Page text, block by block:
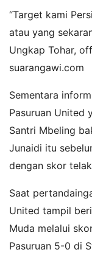
“Target kami
atau yang
Ungkap Tohar,
suarangawi.com
Sementara
Pasuruan United
Santri Mbeling
Junaidi itu
dengan skor
Saat
United tampil
Muda melalui
Pasuruan 5-0 di